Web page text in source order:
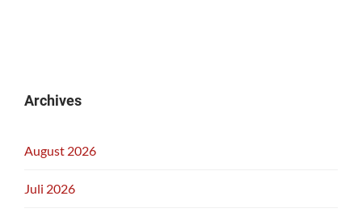
Archives
August 2026
Juli 2026